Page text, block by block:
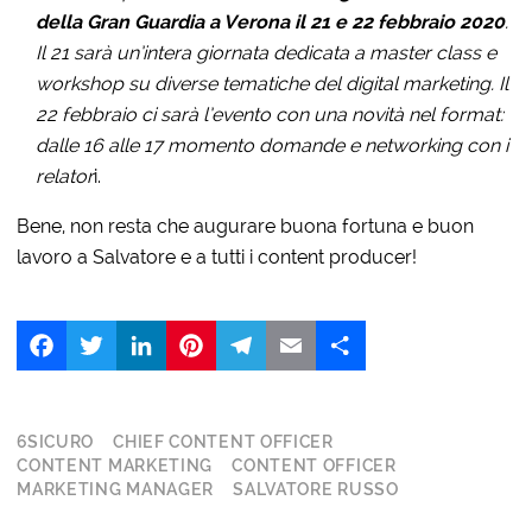
della Gran Guardia a Verona il 21 e 22 febbraio 2020.
Il 21 sarà un’intera giornata dedicata a master class e
workshop su diverse tematiche del digital marketing. Il
22 febbraio ci sarà l’evento con una novità nel format:
dalle 16 alle 17 momento domande e networking con i
relatori.
Bene, non resta che augurare buona fortuna e buon
lavoro a Salvatore e a tutti i content producer!
FacebookTwitter LinkedIn
6SICURO
CHIEF CONTENT OFFICER
CONTENT MARKETING
CONTENT OFFICER
MARKETING MANAGER
SALVATORE RUSSO